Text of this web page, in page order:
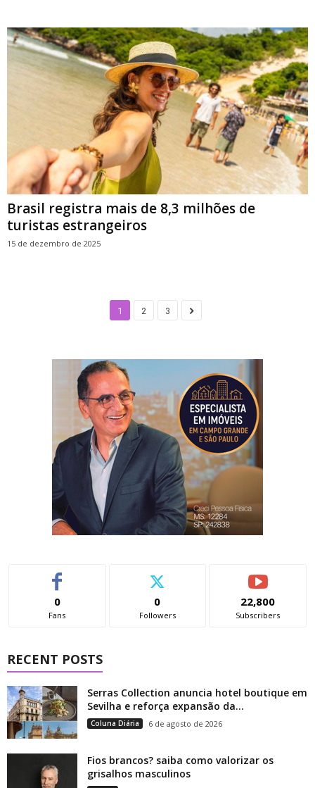
Brasil registra mais de 8,3 milhões de
turistas estrangeiros
15 de dezembro de 2025
1 2 3
0
Fans
0
Followers
22,800
Subscribers
RECENT POSTS
Serras Collection anuncia hotel boutique em
Sevilha e reforça expansão da...
Coluna Diária 6 de agosto de 2026
Fios brancos? saiba como valorizar os
grisalhos masculinos